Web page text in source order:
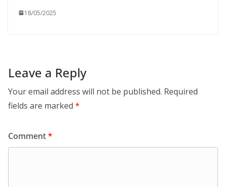
18/05/2025
Leave a Reply
Your email address will not be published. Required
fields are marked *
Comment*